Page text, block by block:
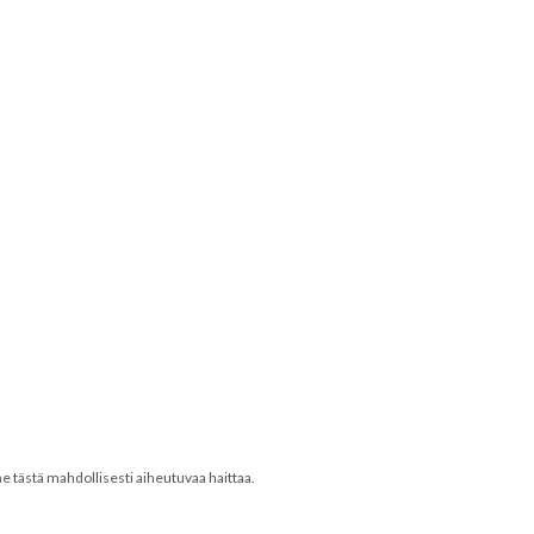
tästä mahdollisesti aiheutuvaa haittaa.